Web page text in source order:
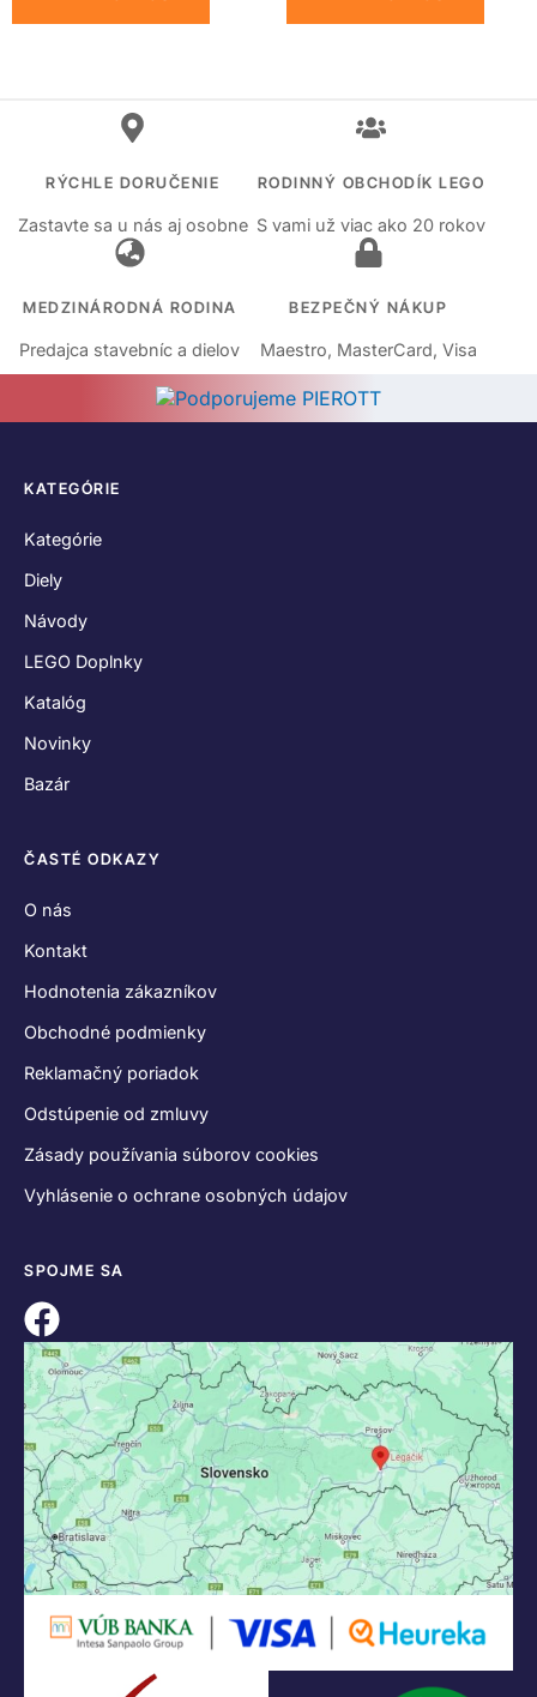
RÝCHLE DORUČENIE
Zastavte sa u nás aj osobne
RODINNÝ OBCHODÍK LEGO
S vami už viac ako 20 rokov
MEDZINÁRODNÁ RODINA
Predajca stavebníc a dielov
BEZPEČNÝ NÁKUP
Maestro, MasterCard, Visa
KATEGÓRIE
Kategórie
Diely
Návody
LEGO Doplnky
Katalóg
Novinky
Bazár
ČASTÉ ODKAZY
O nás
Kontakt
Hodnotenia zákazníkov
Obchodné podmienky
Reklamačný poriadok
Odstúpenie od zmluvy
Zásady používania súborov cookies
Vyhlásenie o ochrane osobných údajov
SPOJME SA